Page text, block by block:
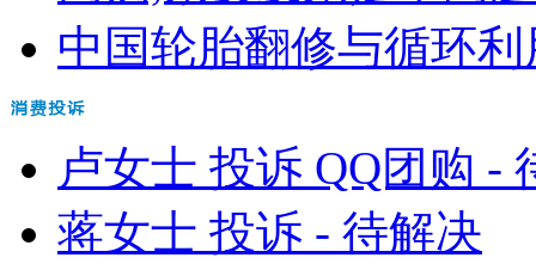
中国轮胎翻修与循环利
卢女士 投诉 QQ团购 -
蒋女士 投诉 - 待解决